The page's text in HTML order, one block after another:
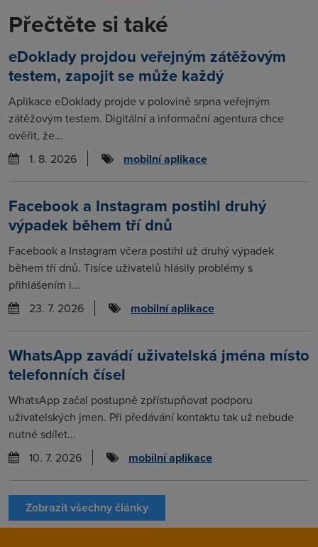
Přečtěte si také
eDoklady projdou veřejným zátěžovým
testem, zapojit se může každý
Aplikace eDoklady projde v polovině srpna veřejným
zátěžovým testem. Digitální a informační agentura chce
ověřit, že...
1. 8. 2026
mobilní aplikace
Facebook a Instagram postihl druhý
výpadek během tří dnů
Facebook a Instagram včera postihl už druhý výpadek
během tří dnů. Tisíce uživatelů hlásily problémy s
přihlášením i...
23. 7. 2026
mobilní aplikace
WhatsApp zavádí uživatelská jména místo
telefonních čísel
WhatsApp začal postupně zpřístupňovat podporu
uživatelských jmen. Při předávání kontaktu tak už nebude
nutné sdílet...
10. 7. 2026
mobilní aplikace
Zobrazit všechny články